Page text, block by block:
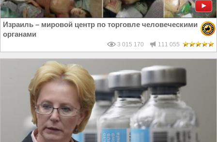
Израиль – мировой центр по торговле человеческими
органами
3 015 170 111 055